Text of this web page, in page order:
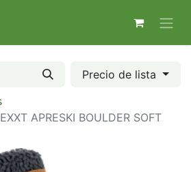
Precio de lista
APRESKI BOULDER SOFT